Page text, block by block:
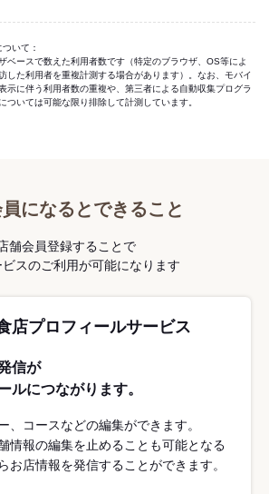
いて：
ベースで数えた利用者数です（特定のブラウザ、OS等によ
した利用者を重複計測する場合があります）。なお、モバイ
示に伴う利用者数の重複や、第三者による自動収集プログラ
ついては可能な限り排除して計測しています。
になるとできること
舗会員登録することで
スのご利用が可能になります
店プロフィールサービス
信が
ルにつながります。
、コースなどの編集ができます。
情報の編集を止めることも可能となる
お店情報を発信することができます。